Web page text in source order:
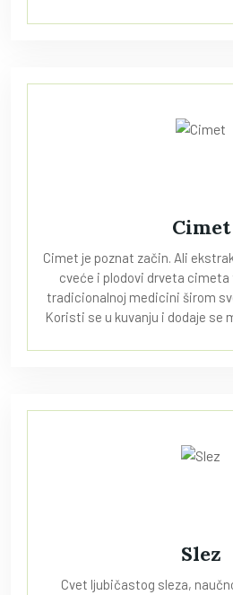
Cimet
Cimet je poznat začin. Ali
cveće i plodovi drveta
tradicionalnoj medicini širom
Koristi se u kuvanju i dodaje se
Slez
Cvet ljubičastog sleza,